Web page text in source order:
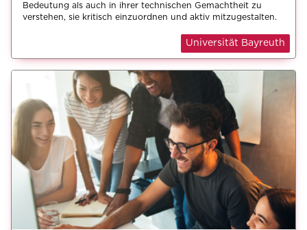
Bedeutung als auch in ihrer technischen Gemachtheit zu
verstehen, sie kritisch einzuordnen und aktiv mitzugestalten.
Universität Bayreuth